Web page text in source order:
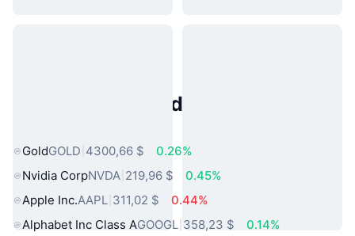
Activos del Mundo Real
GoldGOLD 4300,66 $
0.26%
Nvidia CorpNVDA 219,96 $
0.45%
Apple Inc.AAPL 311,02 $
0.44%
Alphabet Inc Class AGOOGL 358,23 $ 0.14%